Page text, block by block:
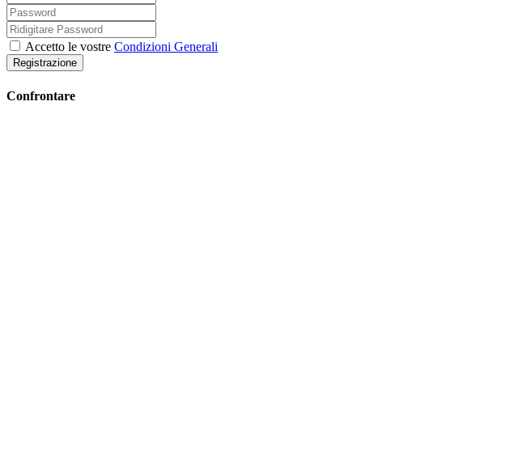
Accetto le vostre Condizioni Generali
Registrazione
Confrontare